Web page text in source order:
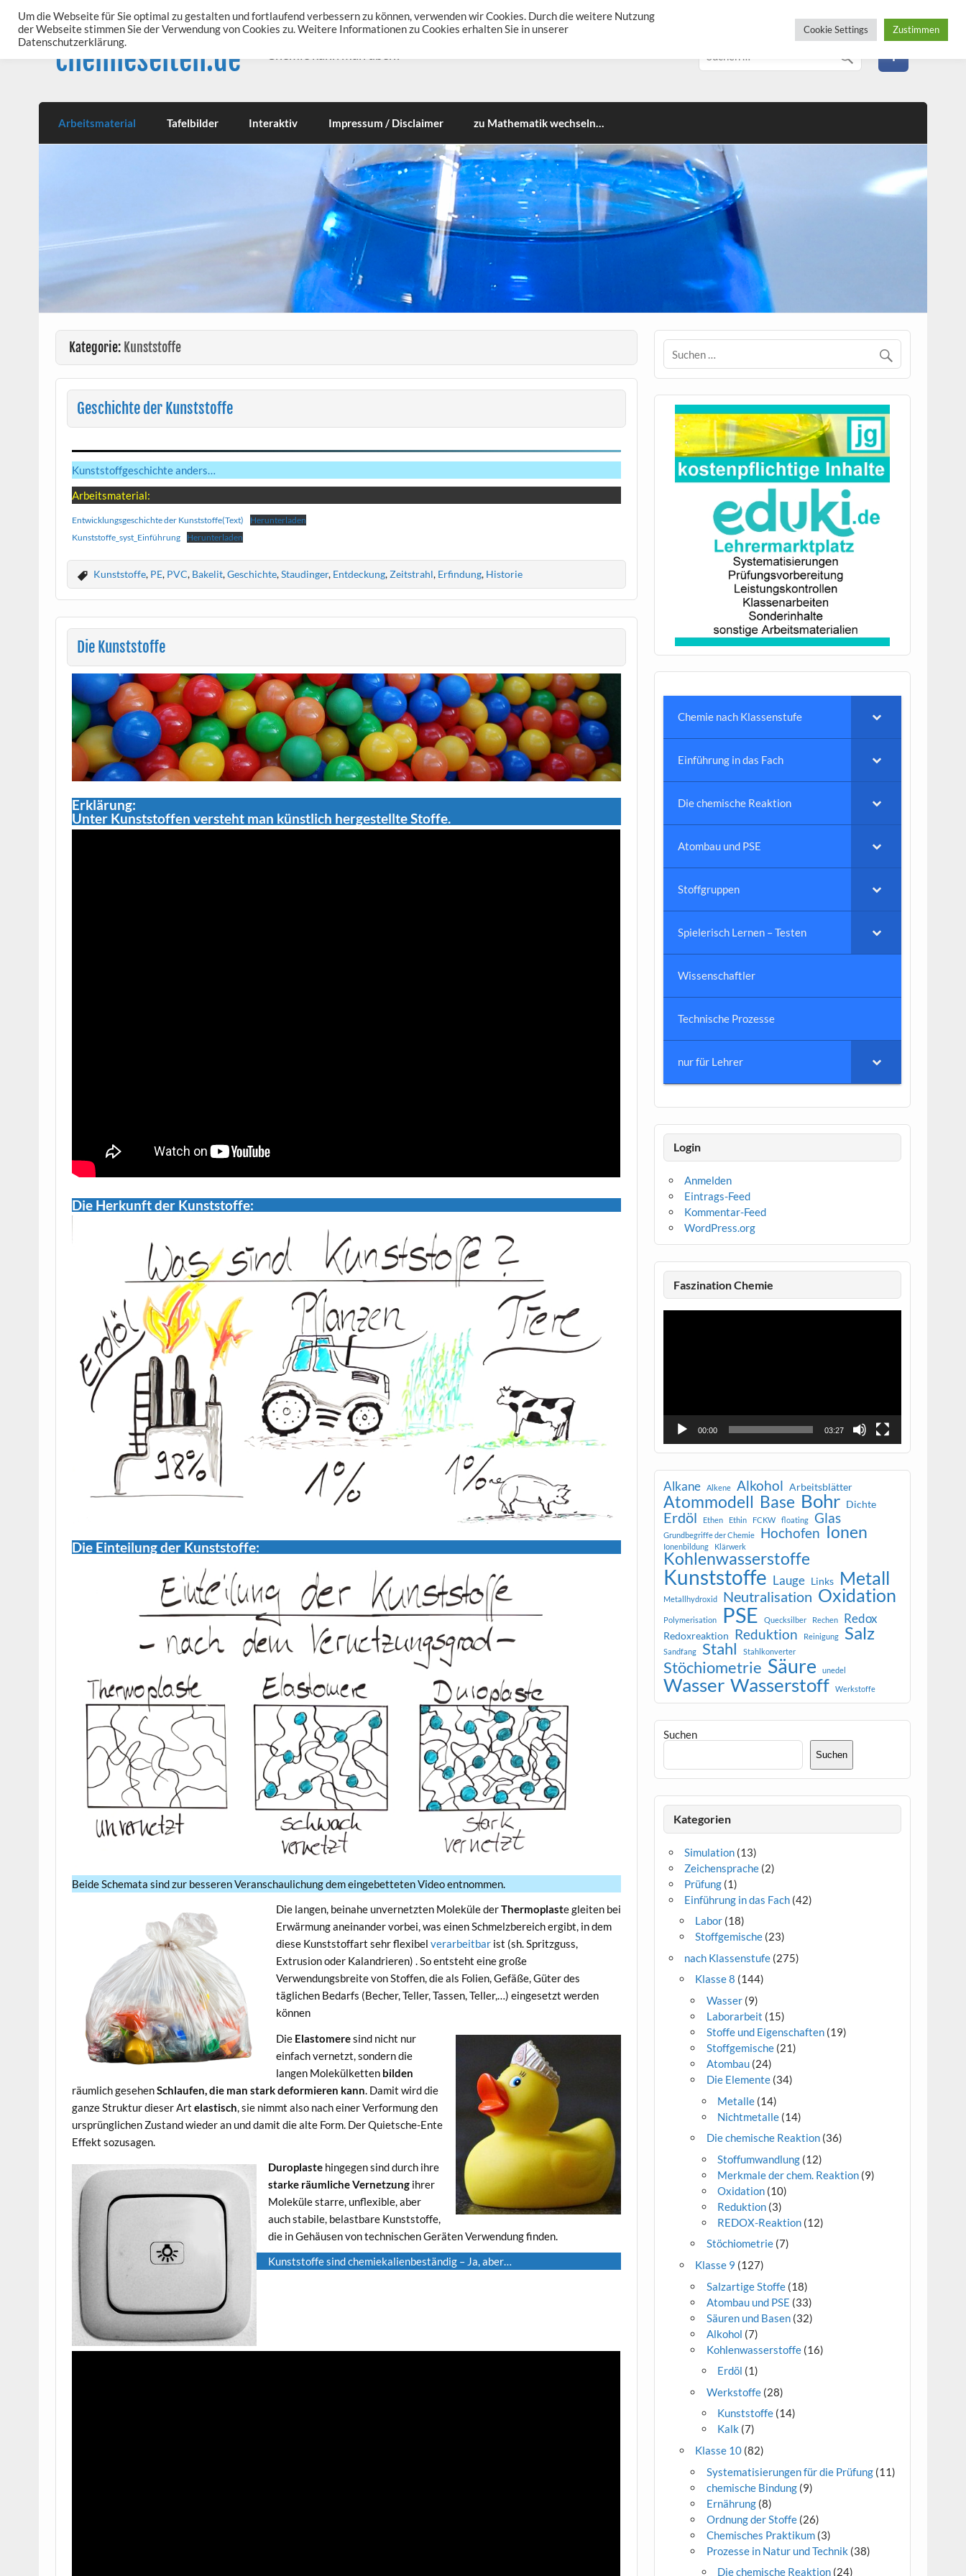
content
chemieseiten.de
Arbeitsmaterial Tafelbilder Interaktiv Impressum / Disclaimer zu Mathematik wechseln…
Kategorie: Kunststoffe
Geschichte der Kunststoffe
Kunststoffgeschichte anders…
Arbeitsmaterial:
Entwicklungsgeschichte der Kunststoffe(Text)
Herunterladen
Kunststoffe_syst_Einführung
Herunterladen
Kunststoffe, PE, PVC, Bakelit,Geschichte,Staudinger, Entdeckung,Zeitstrahl, Erfindung, Historie
Die Kunststoffe
Erklärung:
Unter Kunststoffen versteht man künstlich hergestellte Stoffe.
Die Herkunft der Kunststoffe:
Die Einteilung der Kunststoffe:
Beide Schemata sind zur besseren Veranschaulichung dem eingebetteten Video entnommen.
Die langen, beinahe unvernetzten Moleküle derThermoplaste gleiten bei
Erwärmung aneinander vorbei, was einen Schmelzbereich ergibt, in dem
diese Kunststoffart sehr flexibel verarbeitbarist (sh. Spritzguss,
Extrusion oder Kalandrieren) . So entsteht eine große
Verwendungsbreite von Stoffen, die als Folien, Gefäße, Güter des
täglichen Bedarfs (Becher, Teller, Tassen, Teller,…) eingesetzt werden
können
Die Elastomeresind nicht nur
einfach vernetzt, sondern die
langen Molekülketten bilden
räumlich gesehenSchlaufen, die man stark deformieren kann. Damit wird die
ganze Struktur dieser Artelastisch, sie nimmt also nach einer Verformung den
ursprünglichen Zustand wieder an und damit die alte Form. Der Quietsche-Ente
Effekt sozusagen.
Duroplastehingegen sind durch ihre
starke räumliche Vernetzungihrer
Moleküle starre, unflexible, aber
auch stabile, belastbare Kunststoffe,
die in Gehäusen von technischen Geräten Verwendung finden.
Kunststoffe sind chemiekalienbeständig – Ja, aber…
Chemie nach Klassenstufe
Einführung in das Fach
Die chemische Reaktion
Atombau und PSE
Stoffgruppen
Spielerisch Lernen – Testen
Wissenschaftler
Technische Prozesse
nur für Lehrer
Login
Anmelden
Eintrags-Feed
Kommentar-Feed
WordPress.org
Faszination Chemie
Video-
00:00 03:27
Alkane Alkene Alkohol Arbeitsblätter
Atommodell Base Bohr Dichte
Erdöl Ethen Ethin FCKW floating Glas
Grundbegriffe der Chemie Hochofen Ionen
Ionenbildung Klärwerk
Kohlenwasserstoffe
Kunststoffe Lauge Links Metall
Metallhydroxid Neutralisation Oxidation
Polymerisation PSE Quecksilber Rechen Redox
Redoxreaktion Reduktion Reinigung Salz
Sandfang Stahl Stahlkonverter
Stöchiometrie Säure unedel
Wasser Wasserstoff Werkstoffe
Suchen
Suchen
Kategorien
Simulation (13)
Zeichensprache (2)
Prüfung (1)
Einführung in das Fach (42)
Labor (18)
Stoffgemische (23)
nach Klassenstufe (275)
Klasse 8 (144)
Wasser(9)
Laborarbeit (15)
Stoffe und Eigenschaften(19)
Stoffgemische(21)
Atombau(24)
Die Elemente(34)
Metalle(14)
Nichtmetalle(14)
Die chemische Reaktion(36)
Stoffumwandlung(12)
Merkmale der chem. Reaktion(9)
Oxidation(10)
Reduktion(3)
REDOX-Reaktion(12)
Stöchiometrie(7)
Klasse 9 (127)
Salzartige Stoffe(18)
Atombau und PSE (33)
Säuren und Basen(32)
Alkohol (7)
Kohlenwasserstoffe(16)
Erdöl (1)
Werkstoffe(28)
Kunststoffe(14)
Kalk (7)
Klasse 10 (82)
Systematisierungen für die Prüfung(11)
chemische Bindung(9)
Ernährung(8)
Ordnung der Stoffe(26)
Chemisches Praktikum(3)
Prozesse in Natur und Technik (38)
Die chemische Reaktion(24)
Um die Webseite für Sie optimal zu gestalten und fortlaufend verbessern zu können, verwenden wir Cookies. Durch die weitere Nutzung
der Webseite stimmen Sie der Verwendung von Cookies zu. Weitere Informationen zu Cookies erhalten Sie in unserer
Datenschutzerklärung.
Cookie Settings Zustimmen